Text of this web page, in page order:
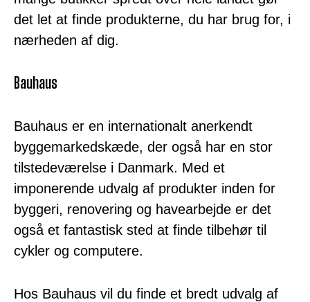
det let at finde produkterne, du har brug for, i
nærheden af dig.
Bauhaus
Bauhaus er en internationalt anerkendt
byggemarkedskæde, der også har en stor
tilstedeværelse i Danmark. Med et
imponerende udvalg af produkter inden for
byggeri, renovering og havearbejde er det
også et fantastisk sted at finde tilbehør til
cykler og computere.
Hos Bauhaus vil du finde et bredt udvalg af